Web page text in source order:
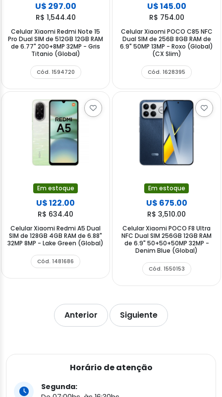
U$ 297.00
R$ 1,544.40
Celular Xiaomi Redmi Note 15
Pro Dual SIM de 512GB 12GB RAM
de 6.77" 200+8MP 32MP - Gris
Titanio (Global)
Cód. 1594720
U$ 145.00
R$ 754.00
Celular Xiaomi POCO C85 NFC
Dual SIM de 256B 8GB RAM de
6.9" 50MP 13MP - Roxo (Global)
(CX Slim)
Cód. 1628395
Em estoque
U$ 122.00
R$ 634.40
Celular Xiaomi Redmi A5 Dual
SIM de 128GB 4GB RAM de 6.88"
32MP 8MP - Lake Green (Global)
Cód. 1481686
Em estoque
U$ 675.00
R$ 3,510.00
Celular Xiaomi POCO F8 Ultra
NFC Dual SIM 256GB 12GB RAM
de 6.9" 50+50+50MP 32MP -
Denim Blue (Global)
Cód. 1550153
Anterior Siguiente
Horário de atenção
Segunda: